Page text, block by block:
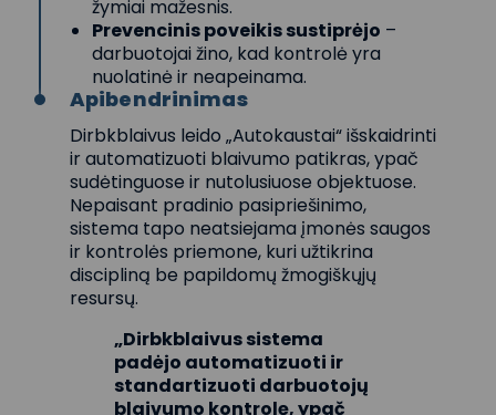
žymiai mažesnis.
Prevencinis poveikis sustiprėjo –
darbuotojai žino, kad kontrolė yra
nuolatinė ir neapeinama.
Apibendrinimas
Dirbkblaivus leido „Autokaustai“ išskaidrinti
ir automatizuoti blaivumo patikras, ypač
sudėtinguose ir nutolusiuose objektuose.
Nepaisant pradinio pasipriešinimo,
sistema tapo neatsiejama įmonės saugos
ir kontrolės priemone, kuri užtikrina
discipliną be papildomų žmogiškųjų
resursų.
„Dirbkblaivus sistema
padėjo automatizuoti ir
standartizuoti darbuotojų
blaivumo kontrolę, ypač